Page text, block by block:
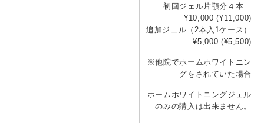
初回ジェル片顎分４本
¥10,000 (¥11,000)
追加ジェル（2本入1ケース）
¥5,000 (¥5,500)
※他院でホームホワイトニン
グをされていた場合
ホームホワイトニングジェル
のみの購入は出来ません。